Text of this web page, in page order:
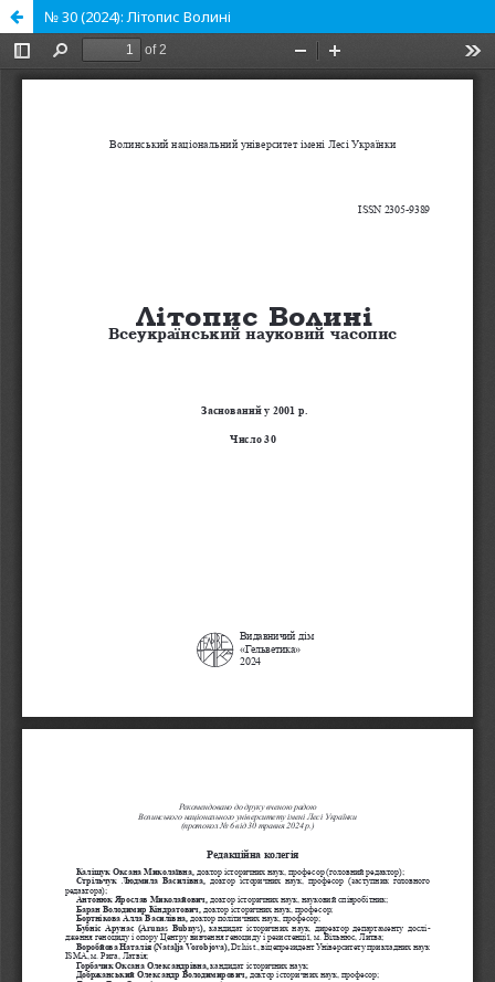
№ 30 (2024): Літопис Волині